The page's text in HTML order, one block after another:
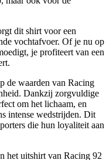
dit shirt voor een
vochtafvoer. Of je nu op
je profiteert van een
de waarden van Racing
Dankzij zorgvuldige
om het lichaam, en
intense wedstrijden. Dit
die hun loyaliteit aan
het uitshirt van Racing 92